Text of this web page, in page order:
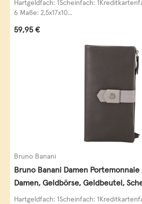
Hartgeldfach: 1Scheinfach:
6 Maße: 2,5x17x10...
Regulärer Preis:
59,95 €
Bruno Banani
Bruno Banani Damen
Damen, Geldbörse, Geldbeutel,
Leder
Hartgeldfach: 1Scheinfach: